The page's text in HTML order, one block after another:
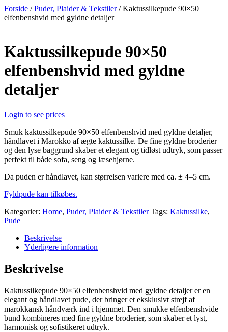
Videre
til
Forside /Puder, Plaider & Tekstiler/ Kaktussilkepude 90×50
elfenbenshvid med gyldne detaljer
Kaktussilkepude 90×50
elfenbenshvid med gyldne
detaljer
Login to see prices
Smuk kaktussilkepude 90×50 elfenbenshvid med gyldne detaljer,
håndlavet i Marokko af ægte kaktussilke. De fine gyldne broderier
og den lyse baggrund skaber et elegant og tidløst udtryk, som passer
perfekt til både sofa, seng og læsehjørne.
Da puden er håndlavet, kan størrelsen variere med ca. ± 4–5 cm.
Fyldpude kan tilkøbes.
Kategorier: Home, Puder, Plaider & Tekstiler Tags: Kaktussilke,
Pude
Beskrivelse
Yderligere information
Beskrivelse
Kaktussilkepude 90×50 elfenbenshvid med gyldne detaljer er en
elegant og håndlavet pude, der bringer et eksklusivt strejf af
marokkansk håndværk ind i hjemmet. Den smukke elfenbenshvide
bund kombineres med fine gyldne broderier, som skaber et lyst,
harmonisk og sofistikeret udtryk.